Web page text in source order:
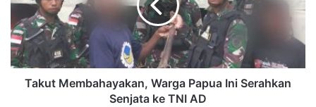
Takut Membahayakan, Warga Papua Ini Serahkan
Senjata ke TNI AD